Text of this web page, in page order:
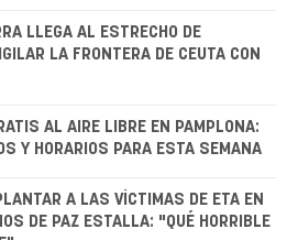
LLEGA AL ESTRECHO DE
LA FRONTERA DE CEUTA CON
AL AIRE LIBRE EN PAMPLONA:
Y HORARIOS PARA ESTA SEMANA
A LAS VÍCTIMAS DE ETA EN
DE PAZ ESTALLA: "QUÉ HORRIBLE